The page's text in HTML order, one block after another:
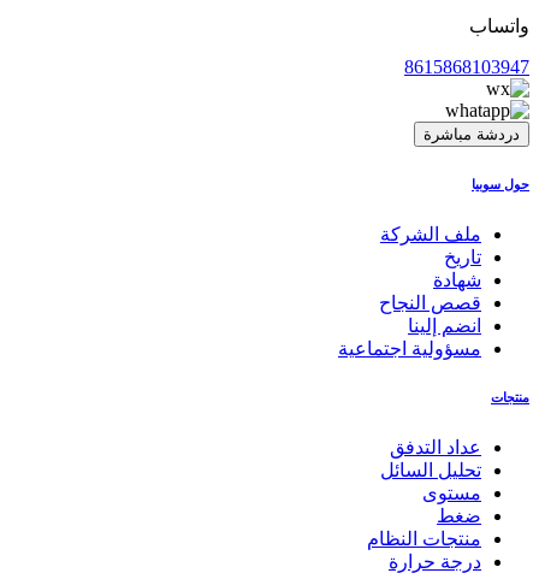
واتساب
8615868103947
دردشة مباشرة
حول سوبيا
ملف الشركة
تاريخ
شهادة
قصص النجاح
انضم إلينا
مسؤولية اجتماعية
منتجات
عداد التدفق
تحليل السائل
مستوى
ضغط
منتجات النظام
درجة حرارة